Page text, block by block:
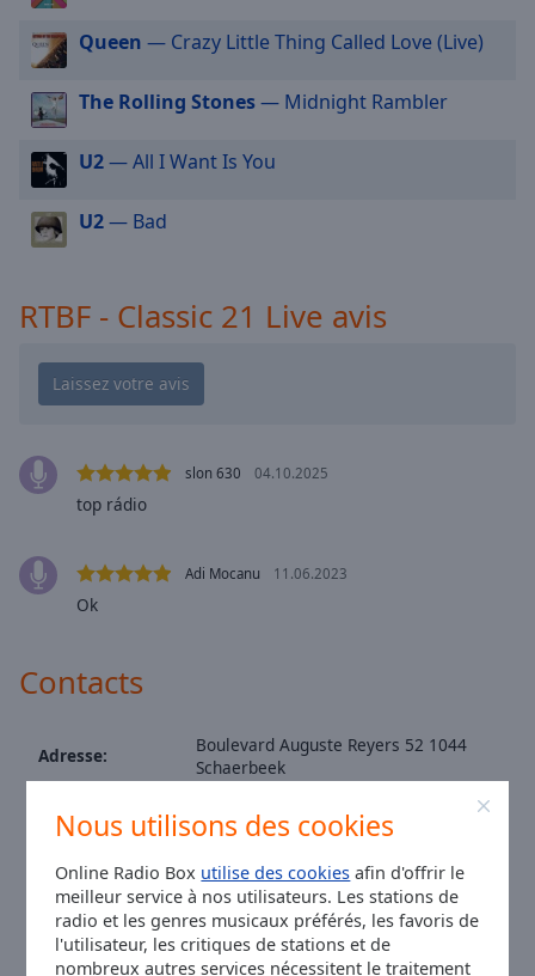
Nous utilisons des cookies
Online Radio Box utilise des cookies afin d'offrir le
meilleur service à nos utilisateurs. Les stations de
radio et les genres musicaux préférés, les favoris de
l'utilisateur, les critiques de stations et de
nombreux autres services nécessitent le traitement
window.
Text
Color
Opacity
Text
Opacity
Area
Background
Opacity
Size
Edge
Family
Queen — Crazy Little Thing Called Love (Live)
The Rolling Stones— Midnight Rambler
U2— All I Want Is You
U2— Bad
RTBF - Classic 21 Live avis
slon 630 04.10.2025
top rádio
Adi Mocanu 11.06.2023
Ok
Contacts
Adresse:
Boulevard Auguste Reyers 52 1044
Schaerbeek
téléphone:
+02/737 21 11
Facebook:
@classic21
Twitter:
@Classic21
Instagram:
@classic21rtbf